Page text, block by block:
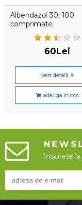
Albendazol 30, 100
comprimate
60Lei
vezi detalii
adauga in cos
Inscriete